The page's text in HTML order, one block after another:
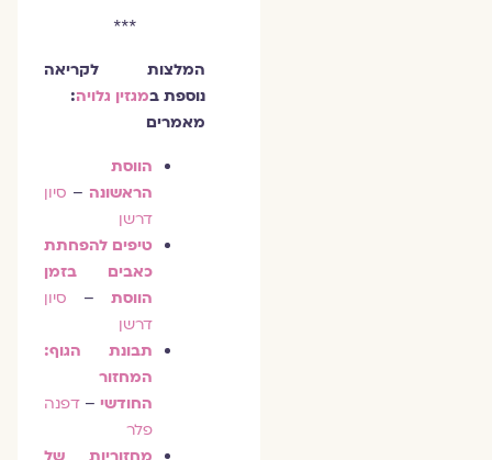
***
המלצות לקריאה
נוספת ב מגזין גלויה:
מאמרים
הווסת
הראשונה–סיון
דרשן
טיפים להפחתת
כאבים בזמן
הווסת–
סיון
דרשן
תבונת הגוף:
המחזור
החודשי–דפנה
פלר